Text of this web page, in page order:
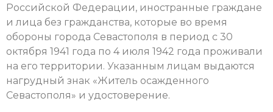
Российской Федерации, иностранные граждане
и лица без гражданства, которые во время
обороны города Севастополя в период с 30
октября 1941 года по 4 июля 1942 года проживали
на его территории. Указанным лицам выдаются
нагрудный знак «Житель осажденного
Севастополя» и удостоверение.